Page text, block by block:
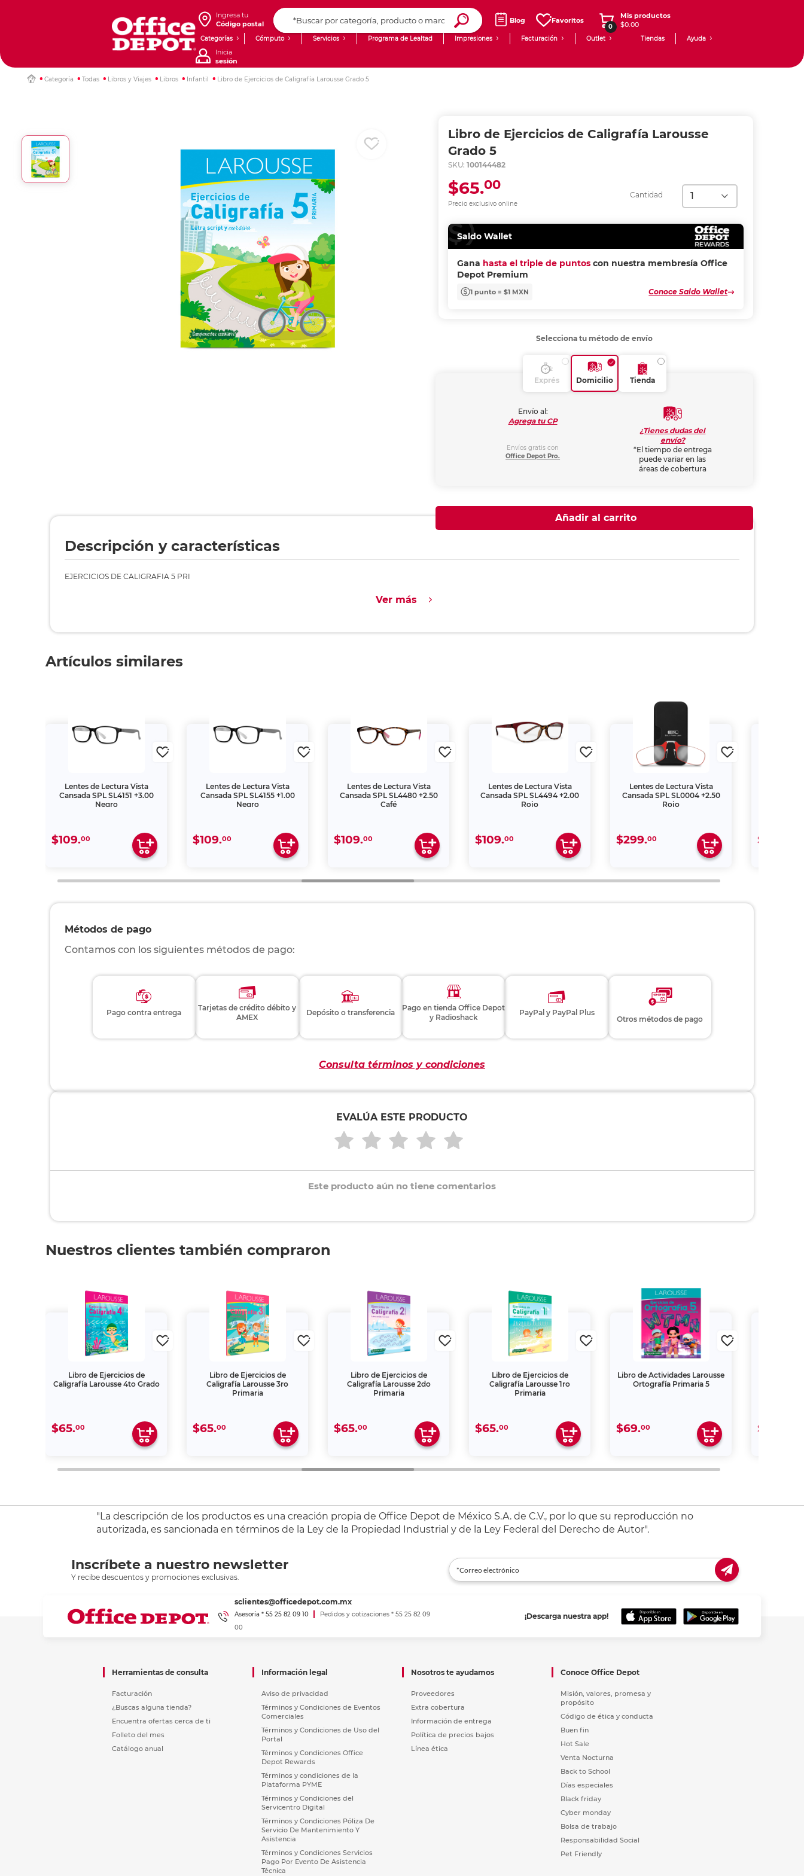
Ingresa tu
Código postal
Blog Favoritos
0
Mis productos
$0.00
Categorías Cómputo Servicios
Venta corporativa
Programa de Lealtad Impresiones Facturación Outlet Tiendas Ayuda
Inicia
sesión
Categoría Todas Libros y Viajes Libros Infantil Libro de Ejercicios de Caligrafía Larousse Grado 5
Libro de Ejercicios de Caligrafía Larousse
Grado 5
SKU: 100144482
Cantidad
Precio exclusivo online
$65.00
Saldo Wallet
Gana hasta el triple de puntos con nuestra membresía Office
Depot Premium
1 punto = $1 MXN Conoce Saldo Wallet
Selecciona tu método de envío
Exprés Domicilio Tienda
Envío al:
Agrega tu CP
Envíos gratis con
Office Depot Pro.
¿Tienes dudas del
envío?
*El tiempo de entrega
puede variar en las
áreas de cobertura
Añadir al carrito
Descripción y características
EJERCICIOS DE CALIGRAFIA 5 PRI
Ver más
Artículos similares
Lentes de Lectura Vista
Cansada SPL SL4151 +3.00
Negro
$109.00
Lentes de Lectura Vista
Cansada SPL SL4155 +1.00
Negro
$109.00
Lentes de Lectura Vista
Cansada SPL SL4480 +2.50
Café
$109.00
Lentes de Lectura Vista
Cansada SPL SL4494 +2.00
Rojo
$109.00
Lentes de Lectura Vista
Cansada SPL SL0004 +2.50
Rojo
$299.00 $109.
Métodos de pago
Contamos con los siguientes métodos de pago:
Pago contra entrega
Tarjetas de crédito débito y
AMEX
Depósito o transferencia
Pago en tienda Office Depot
y Radioshack
PayPal y PayPal Plus
Otros métodos de pago
Consulta términos y condiciones
EVALÚA ESTE PRODUCTO
Este producto aún no tiene comentarios
Nuestros clientes también compraron
Libro de Ejercicios de
Caligrafía Larousse 4to Grado
$65.00
Libro de Ejercicios de
Caligrafía Larousse 3ro
Primaria
$65.00
Libro de Ejercicios de
Caligrafía Larousse 2do
Primaria
$65.00
Libro de Ejercicios de
Caligrafía Larousse 1ro
Primaria
$65.00
Libro de Actividades Larousse
Ortografía Primaria 5
$69.00 $229.
"La descripción de los productos es una creación propia de Office Depot de México S.A. de C.V., por lo que su reproducción no
autorizada, es sancionada en términos de la Ley de la Propiedad Industrial y de la Ley Federal del Derecho de Autor".
Inscríbete a nuestro newsletter
Y recibe descuentos y promociones exclusivas.
¡Descarga nuestra app!
sclientes@officedepot.com.mx
Asesoría * 55 25 82 09 10
Pedidos y cotizaciones * 55 25 82 09
00
Herramientas de consulta
Facturación
¿Buscas alguna tienda?
Encuentra ofertas cerca de ti
Folleto del mes
Catálogo anual
Información legal
Aviso de privacidad
Términos y Condiciones de Eventos
Comerciales
Términos y Condiciones de Uso del
Portal
Términos y Condiciones Office
Depot Rewards
Términos y condiciones de la
Plataforma PYME
Términos y Condiciones del
Servicentro Digital
Términos y Condiciones Póliza De
Servicio De Mantenimiento Y
Asistencia
Términos y Condiciones Servicios
Pago Por Evento De Asistencia
Técnica
Nosotros te ayudamos
Proveedores
Extra cobertura
Información de entrega
Política de precios bajos
Línea ética
Conoce Office Depot
Misión, valores, promesa y
propósito
Código de ética y conducta
Buen fin
Hot Sale
Venta Nocturna
Back to School
Días especiales
Black friday
Cyber monday
Bolsa de trabajo
Responsabilidad Social
Pet Friendly